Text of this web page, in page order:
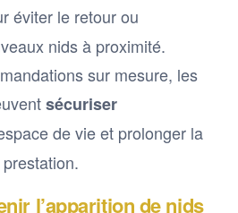
éviter le retour ou
nids à proximité.
sur mesure, les
sécuriser
de vie et prolonger la
l’apparition de nids